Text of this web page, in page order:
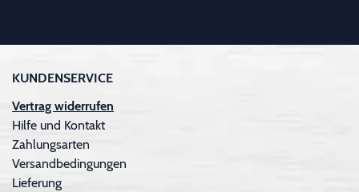
KUNDENSERVICE
Vertrag widerrufen
Hilfe und Kontakt
Zahlungsarten
Versandbedingungen
Lieferung